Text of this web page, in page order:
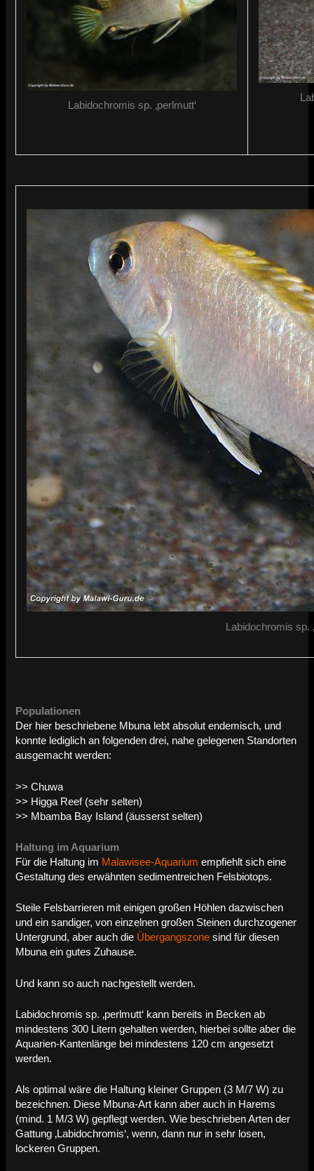
Labidochromis sp. ‚perlmutt‘
Labidochromis sp.
Populationen
Der hier beschriebene Mbuna lebt absolut endemisch, und
konnte lediglich an folgenden drei, nahe gelegenen Standorten
ausgemacht werden:
>> Chuwa
>> Higga Reef (sehr selten)
>> Mbamba Bay Island (äusserst selten)
Haltung im Aquarium
Für die Haltung im Malawisee-Aquarium empfiehlt sich eine
Gestaltung des erwähnten sedimentreichen Felsbiotops.
Steile Felsbarrieren mit einigen großen Höhlen dazwischen
und ein sandiger, von einzelnen großen Steinen durchzogener
Untergrund, aber auch die Übergangszone sind für diesen
Mbuna ein gutes Zuhause.
Und kann so auch nachgestellt werden.
Labidochromis sp. ‚perlmutt‘ kann bereits in Becken ab
mindestens 300 Litern gehalten werden, hierbei sollte aber die
Aquarien-Kantenlänge bei mindestens 120 cm angesetzt
werden.
Als optimal wäre die Haltung kleiner Gruppen (3 M/7 W) zu
bezeichnen. Diese Mbuna-Art kann aber auch in Harems
(mind. 1 M/3 W) gepflegt werden. Wie beschrieben Arten der
Gattung ‚Labidochromis‘, wenn, dann nur in sehr losen,
lockeren Gruppen.